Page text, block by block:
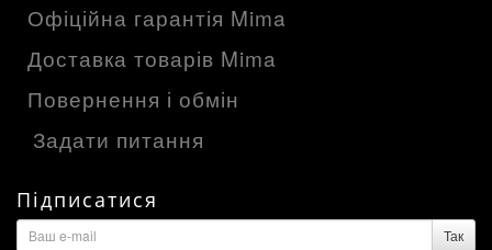
Офіційна гарантія Mima
Доставка товарів Mima
Повернення і обмін
Задати питання
Підписатися
Так